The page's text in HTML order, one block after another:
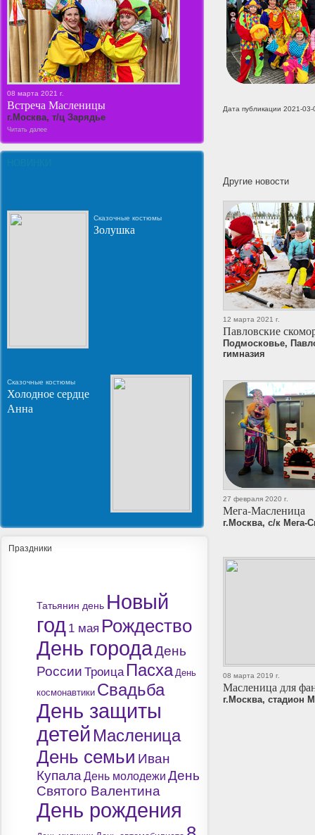
08 марта 2021 г.
Встреча Масленицы
г.Москва, т/ц Зарядье
Читать далее
Сказочные костюмы
Золушка
Сказочные костюмы
Холодное сердце
Анна
Праздники
Татьянин день Новый
год 1 мая Рождество
День городаДень
России Троица Пасха День
космонавтики Свадьба
День защиты
детей Масленица
День семьи Иван
Купала День молодежи День
Святого Валентина
День рождения
Дата публикации 2021-03-
Другие новости
12 марта 2021 г.
Павловские
Подмосковье,
гимназия
27 февраля 2020 г.
Мега-Масленица
г.Москва, с/к Мега-
08 марта 2019 г.
Масленица для
г.Москва, стадион